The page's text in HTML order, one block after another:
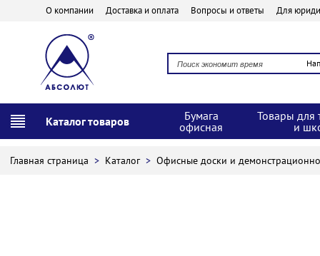
О компании Доставка и оплата Вопросы и ответы Для
Каталог товаров
Бумага
офисная
Товары для
и
Главная страница > Каталог > Офисные доски и